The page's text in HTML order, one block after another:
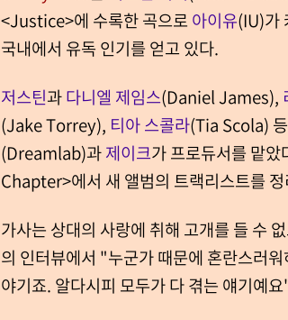
<Justice>에 수록한 곡으로아이유(IU)가
국내에서 유독 인기를 얻고 있다.
저스틴과다니엘 제임스(Daniel James),
(Jake Torrey), 티아 스콜라(Tia Scola)
(Dreamlab)과제이크가 프로듀서를 맡았
Chapter>에서 새 앨범의 트랙리스트를
가사는 상대의 사랑에 취해 고개를 들 수
의 인터뷰에서 "누군가 때문에 혼란스러
야기죠. 알다시피 모두가 다 겪는 얘기예